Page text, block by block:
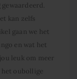
kan zelfs
gaan we het
en wat het
leuk om meer
het oubollige